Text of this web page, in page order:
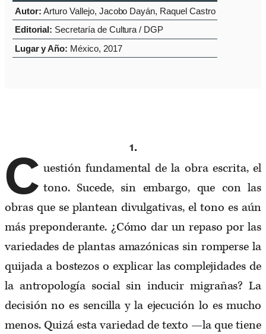
Autor:Arturo Vallejo, Jacobo Dayán, Raquel Castro
Editorial: Secretaría de Cultura / DGP
Lugar y Año: México, 2017
1.
C uestión fundamental de la obra escrita, el
tono. Sucede, sin embargo, que con las
obras que se plantean divulgativas, el tono es aún
más preponderante. ¿Cómo dar un repaso por las
variedades de plantas amazónicas sin romperse la
quijada a bostezos o explicar las complejidades de
la antropología social sin inducir migrañas? La
decisión no es sencilla y la ejecución lo es mucho
menos. Quizá esta variedad de texto —la que tiene